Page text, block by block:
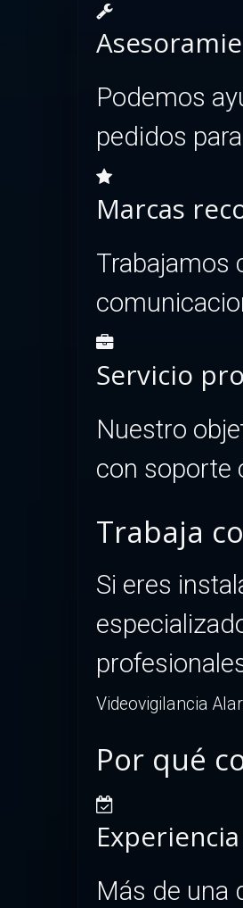
Podemos
pedidos
Marcas
Trabajamos
Servicio
Nuestro
con soporte
Trabaja
Si eres
Videovigilancia
Por qué
Más de una